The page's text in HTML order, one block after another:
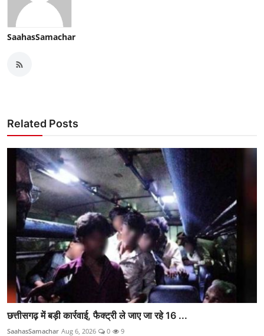
SaahasSamachar
Related Posts
छत्तीसगढ़ में बड़ी कार्रवाई, फैक्ट्री ले जाए जा रहे 16 ...
SaahasSamachar Aug 6, 2026 0 9